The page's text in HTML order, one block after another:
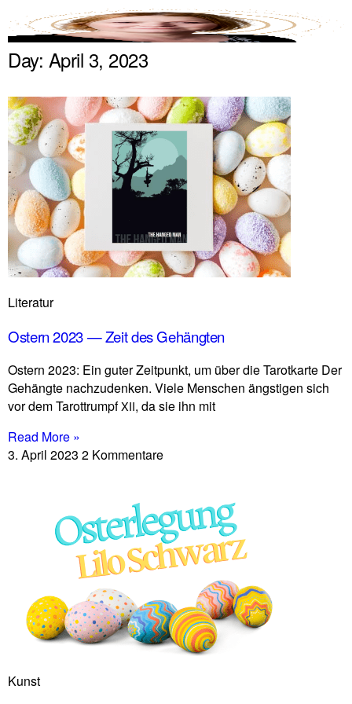
Tarotwissen
Über mich / Kontakt
Die Mantiker
Impressum
Datenschutzerklärung
Blog
Über mich / Kontakt
Die Mantiker
Impressum
Datenschutzerklärung
Day: April 3, 2023
Literatur
Ostern 2023 — Zeit des Gehängten
Ostern 2023: Ein guter Zeit­punkt, um über die Tarot­karte Der
Gehängte nach­zu­denken. Viele Men­schen äng­stigen sich
vor dem Tarot­trumpfXII, da sie ihn mit
Read More »
3. April 2023 2 Kommentare
Kunst